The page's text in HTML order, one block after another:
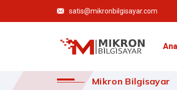
satis@mikronbilgisayar.com
Mikron Bilgisayar